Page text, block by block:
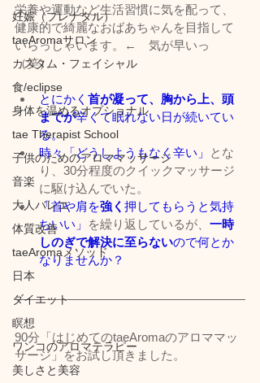
妊娠（プレナタル）
taeAromaサロン
カスタム・フェイシャル
食/eclipse
身体を温めるオプショナル
tae Therapist School
子供のためのアロママッサージ
音楽
大人バレエ
体質改善
taeAromaメソッド
日本
ダイエット
瞑想
ワンコのアロマテラピー
美しさと美容
栄養や運動など生活習慣に気を配って、
健康的で綺麗なおばあちゃんを目指して
いらっしゃいます。←　気が早いっ
（笑）
とにかく 首が凝って、胸から上、頭
までが辛くて眠れない日が続いてい
る。
時々「どうしようもなく辛い」
とな
り、30分程度のクイックマッサージ
に駆け込んでいた。
「首や肩を強く 押してもらうと気持
ちいい」
を繰り返しているが、 一時
しのぎで解決に至らないので何とか
なりませんか？
90分「はじめてのtaeAromaのアロママッ
サージ」をお試し頂きました。